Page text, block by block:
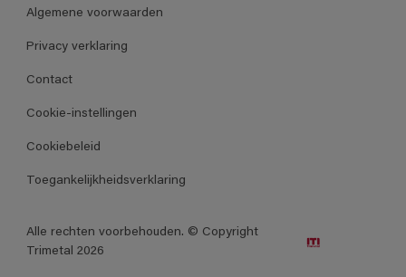
Algemene voorwaarden
Privacy verklaring
Contact
Cookie-instellingen
Cookiebeleid
Toegankelijkheidsverklaring
Alle rechten voorbehouden. © Copyright
Trimetal 2026